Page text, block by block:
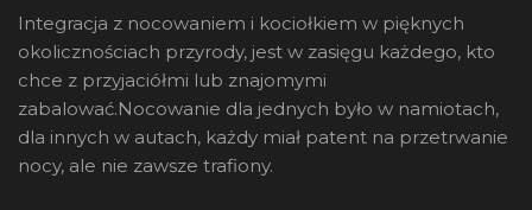
Integracja z nocowaniem i kociołkiem w pięknych
okolicznościach przyrody, jest w zasięgu każdego, kto
chce z przyjaciółmi lub znajomymi
zabalować.Nocowanie dla jednych było w namiotach,
dla innych w autach, każdy miał patent na przetrwanie
nocy, ale nie zawsze trafiony.